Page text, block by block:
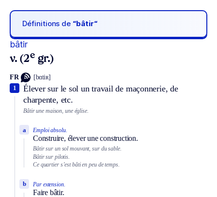
Définitions de “bâtir“
bâtir
v. (2e gr.)
FR [bɑtiʀ]
Élever sur le sol un travail de maçonnerie, de
charpente, etc.
1
Bâtir une maison, une église.
Emploi absolu.
Construire, élever une construction.
a
Bâtir sur un sol mouvant, sur du sable.
Bâtir sur pilotis.
Ce quartier s’est bâti en peu de temps.
Par extension.
Faire bâtir.
b